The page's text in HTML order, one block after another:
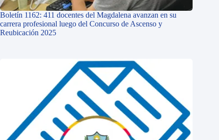
Boletín 1162: 411 docentes del Magdalena avanzan en su
carrera profesional luego del Concurso de Ascenso y
Reubicación 2025